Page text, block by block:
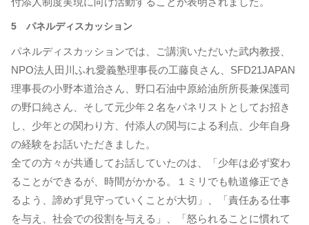
5 パネルディスカッション
パネルディスカッションでは、ご講演いただいた武内教授、
NPO法人田川ふれ愛義塾理事長の工藤良さん、SFD21JAPAN
理事長の小野本道治さん、野口石油中原給油所所長兼保護司
の野口純さん、そして元少年２名をパネリストとしてお招き
し、少年との関わり方、付添人の関与による利点、少年自身
の経験をお話いただきました。
全ての方々が共通してお話していたのは、「少年は必ず変わ
ることができるが、時間がかかる。１ミリでも軌道修正でき
るよう、諦めず見守っていくことが大切」、「責任ある仕事
を与え、社会での役割を与える」、「怒られることに慣れて